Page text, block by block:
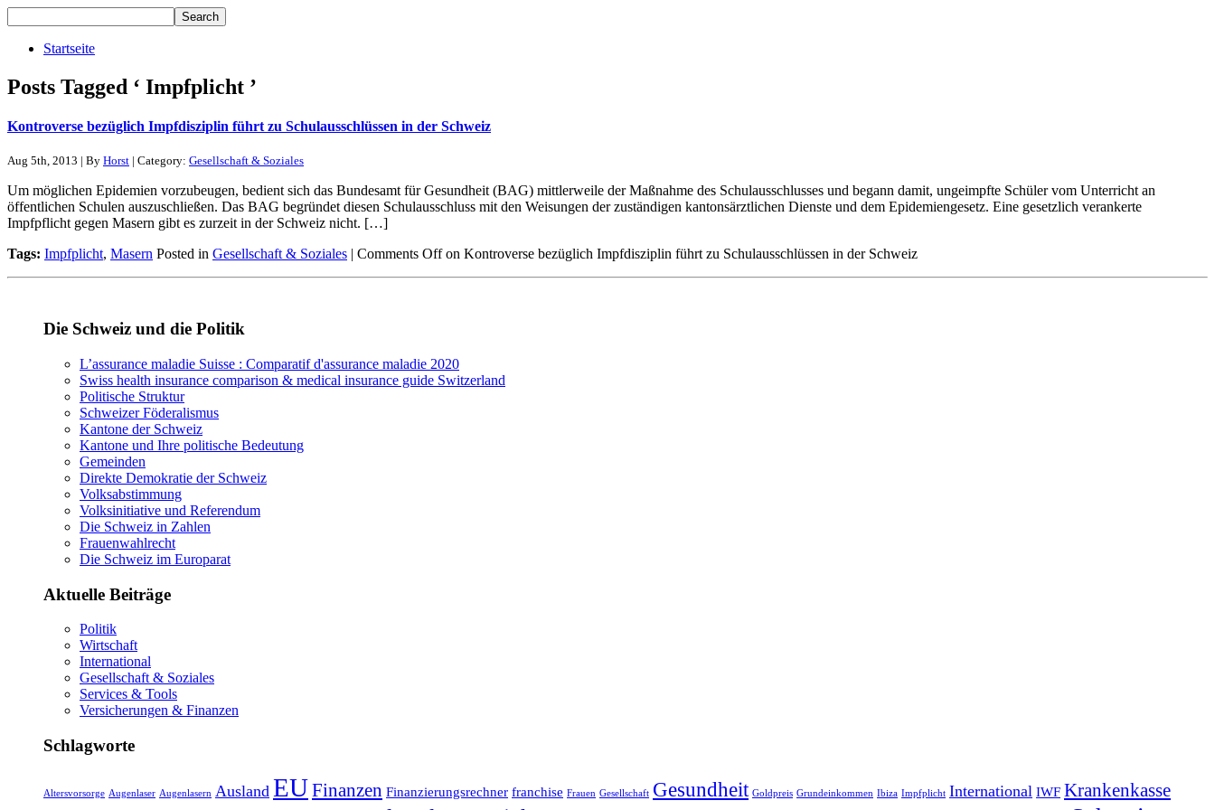
Startseite
Posts Tagged ‘ Impfplicht ’
Kontroverse bezüglich Impfdisziplin führt zu Schulausschlüssen in der Schweiz
Aug 5th, 2013 | By Horst | Category: Gesellschaft & Soziales
Um möglichen Epidemien vorzubeugen, bedient sich das Bundesamt für Gesundheit (BAG) mittlerweile der Maßnahme des Schulausschlusses und begann damit, ungeimpfte Schüler vom Unterricht an
öffentlichen Schulen auszuschließen. Das BAG begründet diesen Schulausschluss mit den Weisungen der zuständigen kantonsärztlichen Dienste und dem Epidemiengesetz. Eine gesetzlich verankerte
Impfpflicht gegen Masern gibt es zurzeit in der Schweiz nicht. […]
Tags: Impfplicht, Masern Posted in Gesellschaft & Soziales | Comments Offon Kontroverse bezüglich Impfdisziplin führt zu Schulausschlüssen in der Schweiz
Die Schweiz und die Politik
L’assurance maladie Suisse : Comparatif d'assurance maladie 2020
Swiss health insurance comparison & medical insurance guide Switzerland
Politische Struktur
Schweizer Föderalismus
Kantone der Schweiz
Kantone und Ihre politische Bedeutung
Gemeinden
Direkte Demokratie der Schweiz
Volksabstimmung
Volksinitiative und Referendum
Die Schweiz in Zahlen
Frauenwahlrecht
Die Schweiz im Europarat
Aktuelle Beiträge
Politik
Wirtschaft
International
Gesellschaft & Soziales
Services & Tools
Versicherungen & Finanzen
Schlagworte
Altersvorsorge Augenlaser Augenlasern Ausland EUFinanzen Finanzierungsrechner franchise Frauen Gesellschaft Gesundheit Goldpreis Grundeinkommen Ibiza Impfplicht International IWF Krankenkasse